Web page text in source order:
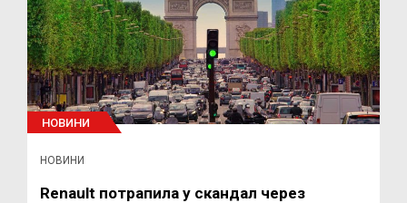
НОВИНИ
НОВИНИ
Renault потрапила у скандал через